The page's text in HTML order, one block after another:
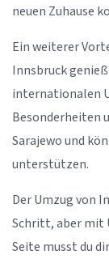
neuen Zuhause
Ein weiterer
Innsbruck
internationalen
Besonderheiten
Sarajewo und
unterstützen.
Der Umzug von
Schritt, aber mit
Seite musst du